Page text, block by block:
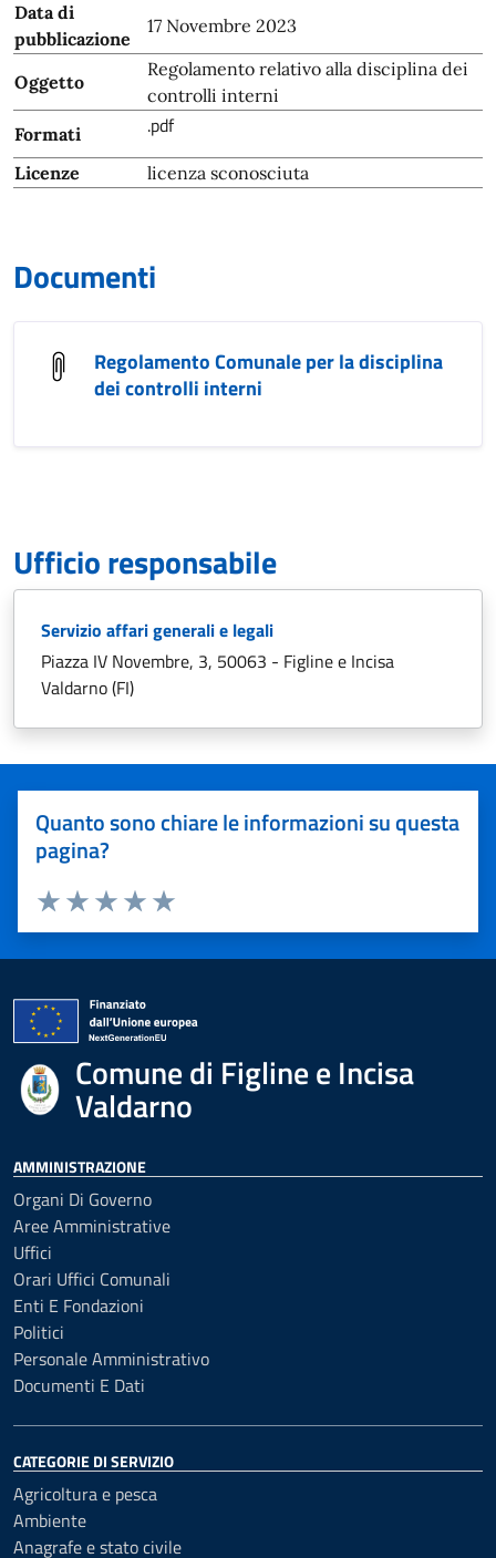
Data di
pubblicazione
17 Novembre 2023
Oggetto
Regolamento relativo alla disciplina dei
controlli interni
Formati
.pdf
Licenze licenza sconosciuta
Documenti
Regolamento Comunale per la disciplina
dei controlli interni
Ufficio responsabile
Servizio affari generali e legali
Piazza IV Novembre, 3, 50063 - Figline e Incisa
Valdarno (FI)
Quanto sono chiare le informazioni su questa
pagina?
Valuta 5 stelle su 5
Valuta 4 stelle su 5
Valuta 3 stelle su 5
Valuta 2 stelle su 5
Valuta 1 stelle su 5
Comune di Figline e Incisa
Valdarno
AMMINISTRAZIONE
Organi Di Governo
Aree Amministrative
Uffici
Orari Uffici Comunali
Enti E Fondazioni
Politici
Personale Amministrativo
Documenti E Dati
CATEGORIE DI SERVIZIO
Agricoltura e pesca
Ambiente
Anagrafe e stato civile